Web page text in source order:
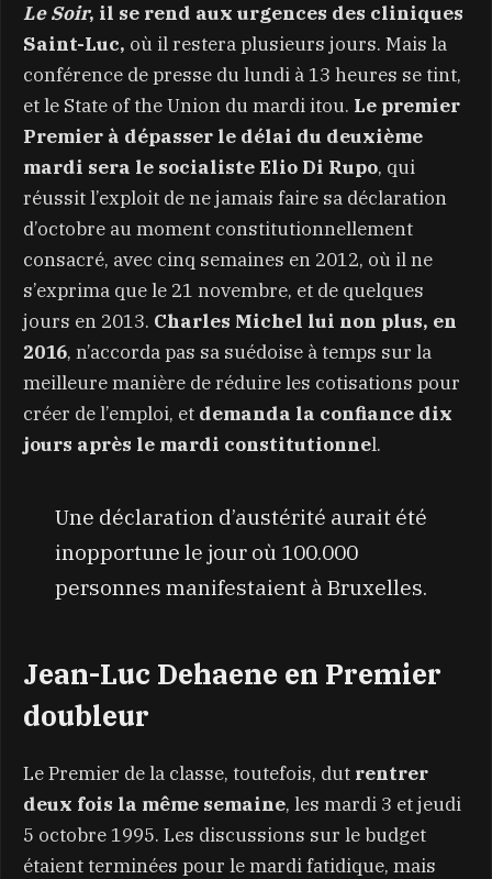
Le Soir, il se rend aux urgences des cliniques
Saint-Luc, où il restera plusieurs jours. Mais la
conférence de presse du lundi à 13 heures se tint,
et le State of the Union du mardi itou. Le premier
Premier à dépasser le délai du deuxième
mardi sera le socialiste Elio Di Rupo, qui
réussit l’exploit de ne jamais faire sa déclaration
d’octobre au moment constitutionnellement
consacré, avec cinq semaines en 2012, où il ne
s’exprima que le 21 novembre, et de quelques
jours en 2013. Charles Michel lui non plus, en
2016, n’accorda pas sa suédoise à temps sur la
meilleure manière de réduire les cotisations pour
créer de l’emploi, et demanda la confiance dix
jours après le mardi constitutionnel.
Une déclaration d’austérité aurait été
inopportune le jour où 100.000
personnes manifestaient à Bruxelles.
Jean-Luc Dehaene en Premier
doubleur
Le Premier de la classe, toutefois, dut rentrer
deux fois la même semaine, les mardi 3 et jeudi
5 octobre 1995. Les discussions sur le budget
étaient terminées pour le mardi fatidique, mais